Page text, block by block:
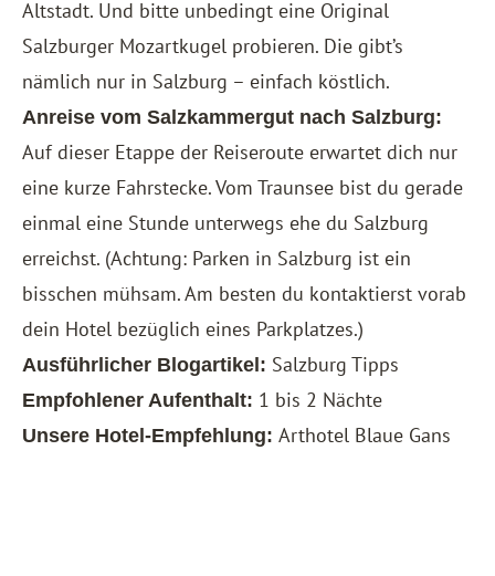
Altstadt. Und bitte unbedingt eine Original
Salzburger Mozartkugel probieren. Die gibt’s
nämlich nur in Salzburg – einfach köstlich.
Anreise vom Salzkammergut nach Salzburg:
Auf dieser Etappe der Reiseroute erwartet dich nur
eine kurze Fahrstecke. Vom Traunsee bist du gerade
einmal eine Stunde unterwegs ehe du Salzburg
erreichst. (Achtung: Parken in Salzburg ist ein
bisschen mühsam. Am besten du kontaktierst vorab
dein Hotel bezüglich eines Parkplatzes.)
Ausführlicher Blogartikel: Salzburg Tipps
Empfohlener Aufenthalt: 1 bis 2 Nächte
Unsere Hotel-Empfehlung: Arthotel Blaue Gans